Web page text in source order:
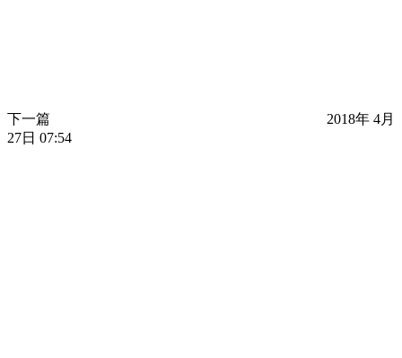
下一篇
2018年 4月
27日 07:54